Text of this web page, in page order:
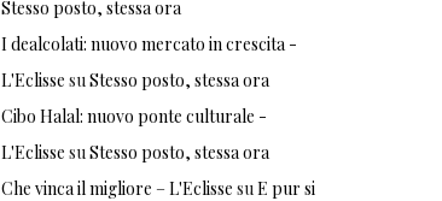
Stesso posto, stessa ora
I dealcolati: nuovo mercato in crescita -
L'Eclisse suStesso posto, stessa ora
Cibo Halal: nuovo ponte culturale -
L'Eclisse suStesso posto, stessa ora
Che vinca il migliore – L'Eclisse suE pur si